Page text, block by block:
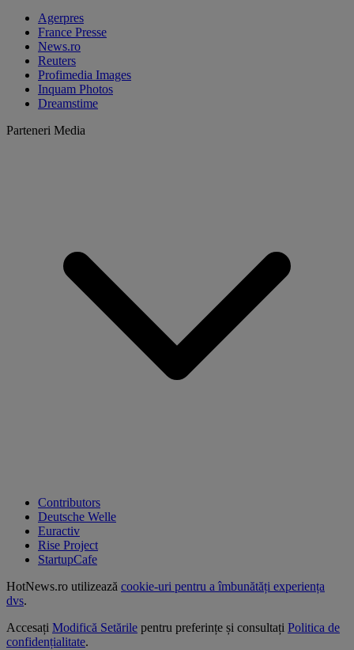
Agerpres
France Presse
News.ro
Reuters
Profimedia Images
Inquam Photos
Dreamstime
Parteneri Media
Contributors
Deutsche Welle
Euractiv
Rise Project
StartupCafe
HotNews.ro utilizează cookie-uri pentru a îmbunătăți experiența
dvs.
Accesați Modifică Setările pentru preferințe și consultați Politica de
confidențialitate.